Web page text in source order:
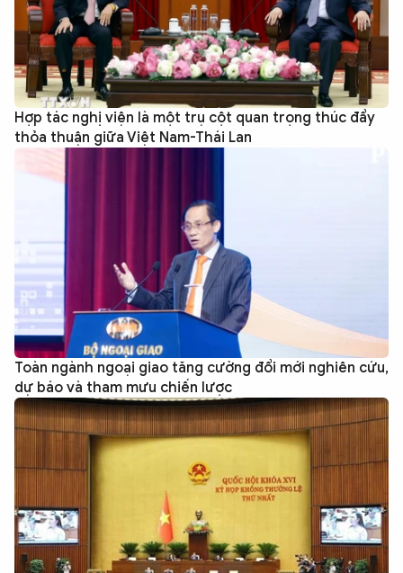
Hợp tác nghị viện là một trụ cột quan trọng thúc đẩy
thỏa thuận giữa Việt Nam-Thái Lan
Toàn ngành ngoại giao tăng cường đổi mới nghiên cứu,
dự báo và tham mưu chiến lược